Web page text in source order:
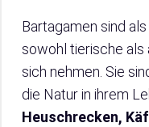
Bartagamen sind
sowohl tierische als
sich nehmen. Sie
die Natur in ihrem
Heuschrecken,